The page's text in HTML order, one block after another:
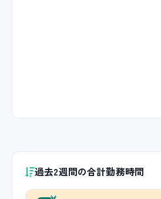
過去2週間の合計勤務時間